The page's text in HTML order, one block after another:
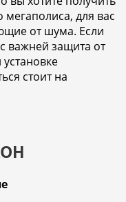
для вас
от шума. Если
важней защита от
стоит на